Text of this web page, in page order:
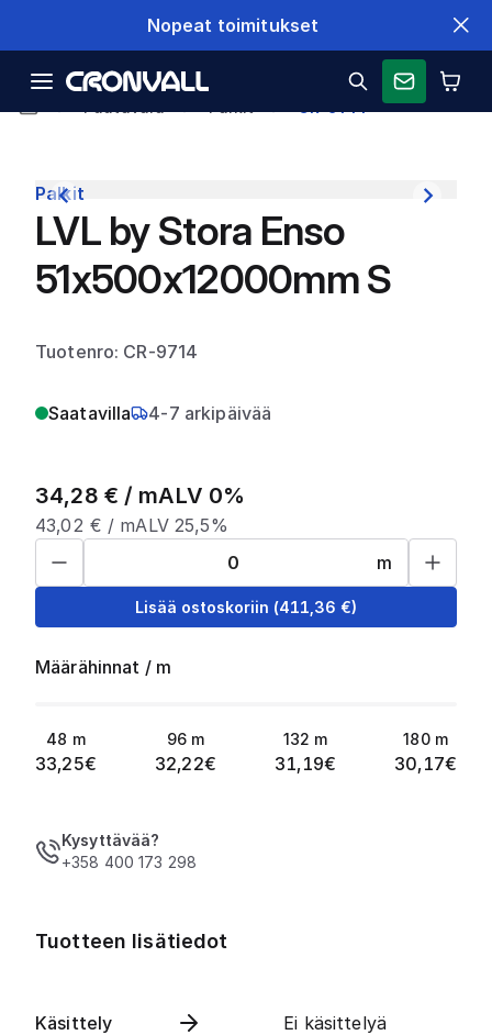
Nopeat toimitukset
Palkit
LVL by Stora Enso
51x500x12000mm S
Tuotenro: CR-9714
Saatavilla 4-7 arkipäivää
34,28 € / mALV 0%
43,02 € / mALV 25,5%
m
Lisää ostoskoriin (411,36 €)
Määrähinnat / m
48 m
33,25€
96 m
32,22€
132 m
31,19€
180 m
30,17€
Kysyttävää?
+358 400 173 298
Tuotteen lisätiedot
Käsittely
Ei käsittelyä